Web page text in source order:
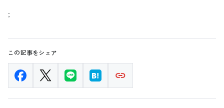
;
この記事をシェア